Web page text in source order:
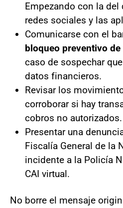
Empezando con la del
redes sociales y las
Comunicarse con el
bloqueo preventivo
caso de sospechar
datos financieros.
Revisar los
corroborar si hay
cobros no autorizados.
Presentar una
Fiscalía General de la
incidente a la Policía
CAI virtual.
No borre el mensaje